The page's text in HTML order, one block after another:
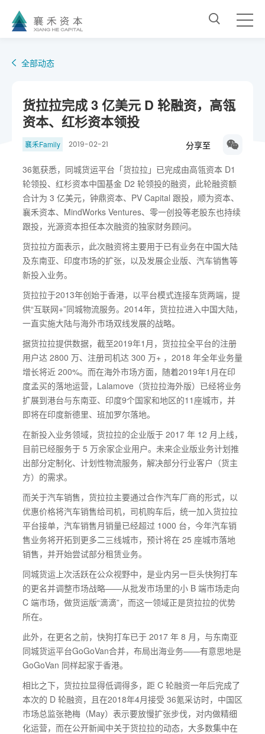
全部动态
货拉拉完成 3 亿美元 D 轮融资，高瓴
资本、红杉资本领投
襄禾Family 2019-02-21 分享至
36氪获悉，同城货运平台「货拉拉」已完成由高瓴资本 D1
轮领投、红杉资本中国基金 D2 轮领投的融资，此轮融资额
合计为 3 亿美元，钟鼎资本、PV Capital 跟投，顺为资本、
襄禾资本、MindWorks Ventures、零一创投等老股东也持续
跟投，光源资本担任本次融资的独家财务顾问。
货拉拉方面表示，此次融资将主要用于已有业务在中国大陆
及东南亚、印度市场的扩张，以及发展企业版、汽车销售等
新投入业务。
货拉拉于2013年创始于香港，以平台模式连接车货两端，提
供“互联网+”同城物流服务。2014年，货拉拉进入中国大陆，
一直实施大陆与海外市场双线发展的战略。
据货拉拉提供数据，截至2019年1月，货拉拉全平台的注册
用户达 2800 万、注册司机达 300 万+ ，2018 年全年业务量
增长将近 200%。而在海外市场方面，随着2019年1月在印
度孟买的落地运营，Lalamove（货拉拉海外版）已经将业务
扩展到港台与东南亚、印度9个国家和地区的11座城市，并
即将在印度新德里、班加罗尔落地。
在新投入业务领域，货拉拉的企业版于 2017 年 12 月上线，
目前已经服务于 5 万余家企业用户。未来企业版业务计划推
出部分定制化、计划性物流服务，解决部分行业客户（货主
方）的需求。
而关于汽车销售，货拉拉主要通过合作汽车厂商的形式，以
优惠价格将汽车销售给司机，司机购车后，统一加入货拉拉
平台接单，汽车销售月销量已经超过 1000 台，今年汽车销
售业务将开拓到更多二三线城市，预计将在 25 座城市落地
销售，并开始尝试部分租赁业务。
同城货运上次活跃在公众视野中，是业内另一巨头快狗打车
的更名并调整市场战略——从批发市场里的小 B 端市场走向
C 端市场，做货运版“滴滴”，而这一领域正是货拉拉的优势
所在。
此外，在更名之前，快狗打车已于 2017 年 8 月，与东南亚
同城货运平台GoGoVan合并，布局出海业务——有意思地是
GoGoVan 同样起家于香港。
相比之下，货拉拉显得低调得多，距 C 轮融资一年后完成了
本次的 D 轮融资，且在2018年4月接受 36氪采访时，中国区
市场总监张艳梅（May）表示要放慢扩张步伐，对内做精细
化运营，而在公开新闻中关于货拉拉的动态，大多数集中在